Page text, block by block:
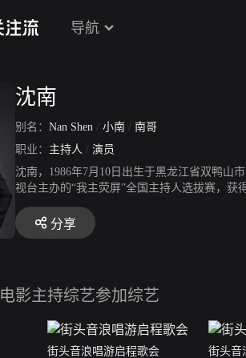
导航
沈南
别名： Nan Shen / 小南 / 南哥
职业： 主持人 / 演员
沈南，1986年7月10日出生于黑龙江省双鸭山
视台主办的“我主荧屏”全国主持人选拔赛，
察员。2009年，沈南大学毕业，并签约黑龙
职，并签约星空卫视。2015年，担任东方卫
人秀《国民美少女》的主持人；同年，担任
分享
电影主持综艺参加综艺
街头音浪唱游启程歌会
街头音